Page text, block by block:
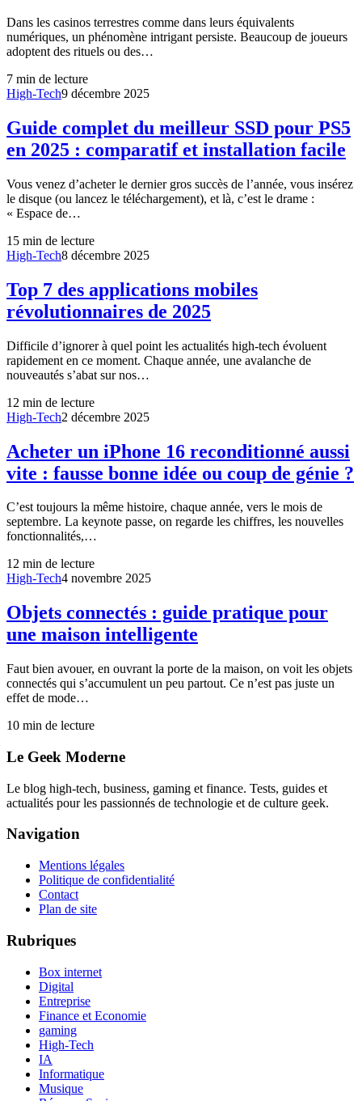
Dans les casinos terrestres comme dans leurs équivalents
numériques, un phénomène intrigant persiste. Beaucoup de joueurs
adoptent des rituels ou des…
7 min de lecture
High-Tech9 décembre 2025
Guide complet du meilleur SSD pour PS5
en 2025 : comparatif et installation facile
Vous venez d’acheter le dernier gros succès de l’année, vous insérez
le disque (ou lancez le téléchargement), et là, c’est le drame :
« Espace de…
15 min de lecture
High-Tech8 décembre 2025
Top 7 des applications mobiles
révolutionnaires de 2025
Difficile d’ignorer à quel point les actualités high-tech évoluent
rapidement en ce moment. Chaque année, une avalanche de
nouveautés s’abat sur nos…
12 min de lecture
High-Tech2 décembre 2025
Acheter un iPhone 16 reconditionné aussi
vite : fausse bonne idée ou coup de génie ?
C’est toujours la même histoire, chaque année, vers le mois de
septembre. La keynote passe, on regarde les chiffres, les nouvelles
fonctionnalités,…
12 min de lecture
High-Tech4 novembre 2025
Objets connectés : guide pratique pour
une maison intelligente
Faut bien avouer, en ouvrant la porte de la maison, on voit les objets
connectés qui s’accumulent un peu partout. Ce n’est pas juste un
effet de mode…
10 min de lecture
Le Geek Moderne
Le blog high-tech, business, gaming et finance. Tests, guides et
actualités pour les passionnés de technologie et de culture geek.
Navigation
Mentions légales
Politique de confidentialité
Contact
Plan de site
Rubriques
Box internet
Digital
Entreprise
Finance et Economie
gaming
High-Tech
IA
Informatique
Musique